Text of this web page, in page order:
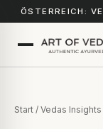
ÖSTERREICH:
Start / Vedas Insights